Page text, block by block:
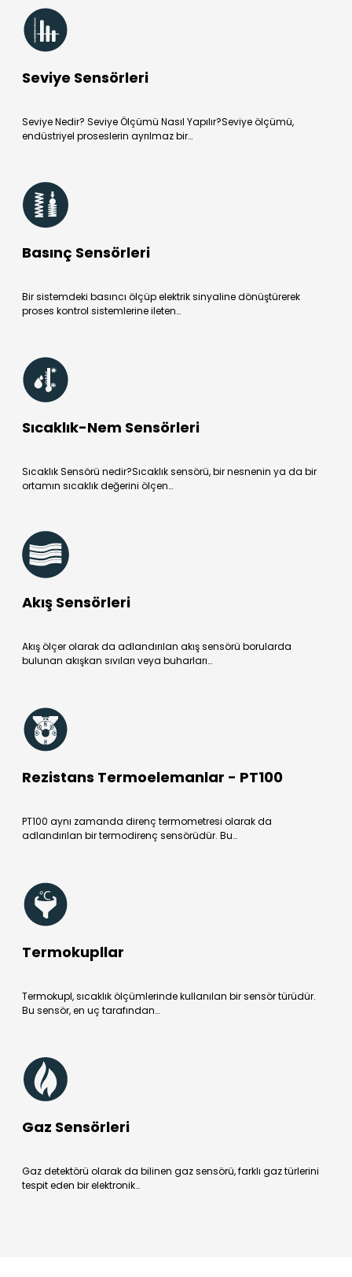
Seviye Sensörleri
Seviye Nedir? Seviye Ölçümü Nasıl Yapılır?Seviye ölçümü,
endüstriyel proseslerin ayrılmaz bir…
Basınç Sensörleri
Bir sistemdeki basıncı ölçüp elektrik sinyaline dönüştürerek
proses kontrol sistemlerine ileten…
Sıcaklık-Nem Sensörleri
Sıcaklık Sensörü nedir?Sıcaklık sensörü, bir nesnenin ya da bir
ortamın sıcaklık değerini ölçen…
Akış Sensörleri
Akış ölçer olarak da adlandırılan akış sensörü borularda
bulunan akışkan sıvıları veya buharları…
Rezistans Termoelemanlar - PT100
PT100 aynı zamanda direnç termometresi olarak da
adlandırılan bir termodirenç sensörüdür. Bu…
Termokupllar
Termokupl, sıcaklık ölçümlerinde kullanılan bir sensör türüdür.
Bu sensör, en uç tarafından…
Gaz Sensörleri
Gaz detektörü olarak da bilinen gaz sensörü, farklı gaz türlerini
tespit eden bir elektronik…